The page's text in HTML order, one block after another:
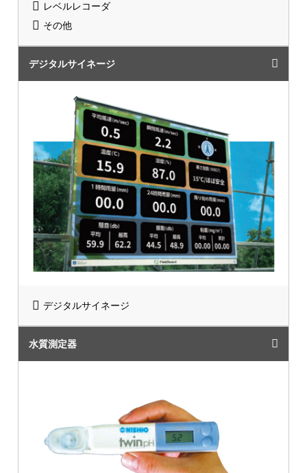
レベルレコーダ
その他
デジタルサイネージ
デジタルサイネージ
水質測定器